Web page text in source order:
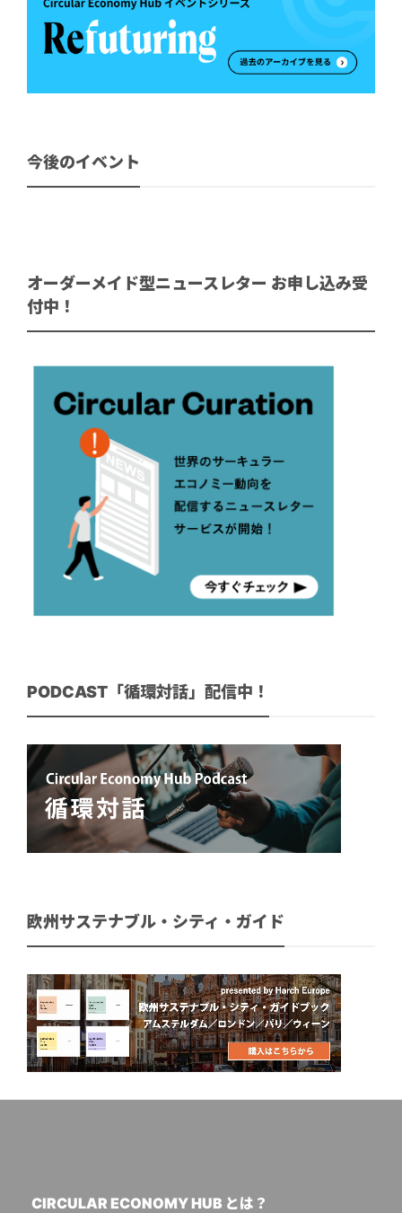
今後のイベント
オーダーメイド型ニュースレター お申し込み受
付中！
PODCAST「循環対話」配信中！
欧州サステナブル・シティ・ガイド
CIRCULAR ECONOMY HUB とは？